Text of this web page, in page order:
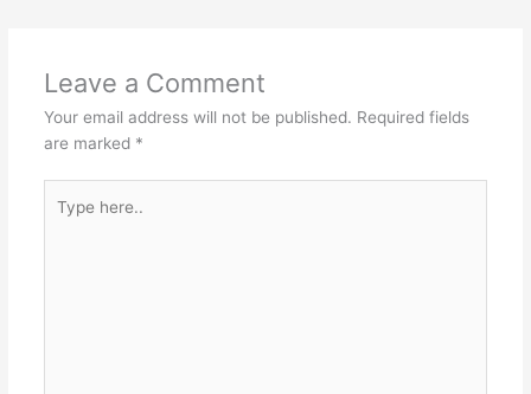
Leave a Comment
Your email address will not be published. Required fields
are marked *
here..